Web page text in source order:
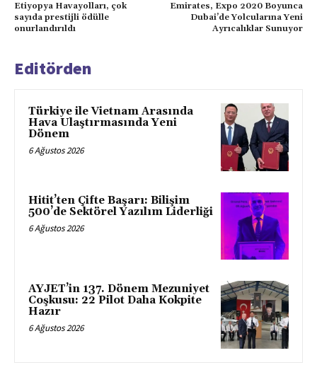
Etiyopya Havayolları, çok
sayıda prestijli ödülle
onurlandırıldı
Emirates, Expo 2020 Boyunca
Dubai’de Yolcularına Yeni
Ayrıcalıklar Sunuyor
Editörden
Türkiye ile Vietnam Arasında
Hava Ulaştırmasında Yeni
Dönem
6 Ağustos 2026
Hitit’ten Çifte Başarı: Bilişim
500’de Sektörel Yazılım Liderliği
6 Ağustos 2026
AYJET’in 137. Dönem Mezuniyet
Coşkusu: 22 Pilot Daha Kokpite
Hazır
6 Ağustos 2026